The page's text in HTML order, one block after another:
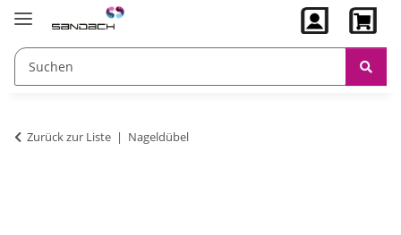
Zurück zur Liste Nageldübel